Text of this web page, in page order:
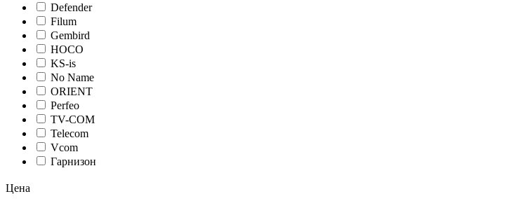
Defender
Filum
Gembird
HOCO
KS-is
No Name
ORIENT
Perfeo
TV-COM
Telecom
Vcom
Гарнизон
Цена